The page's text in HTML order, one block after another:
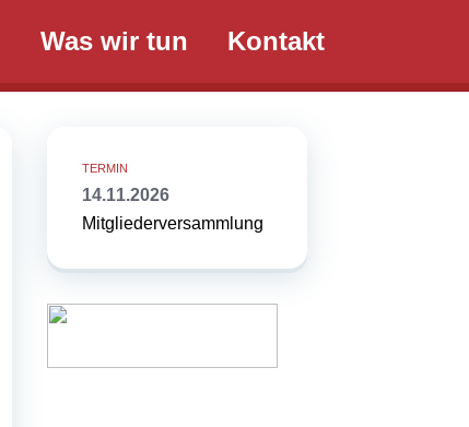
Was wir tun Kontakt
14.11.2026
Mitgliederversammlung